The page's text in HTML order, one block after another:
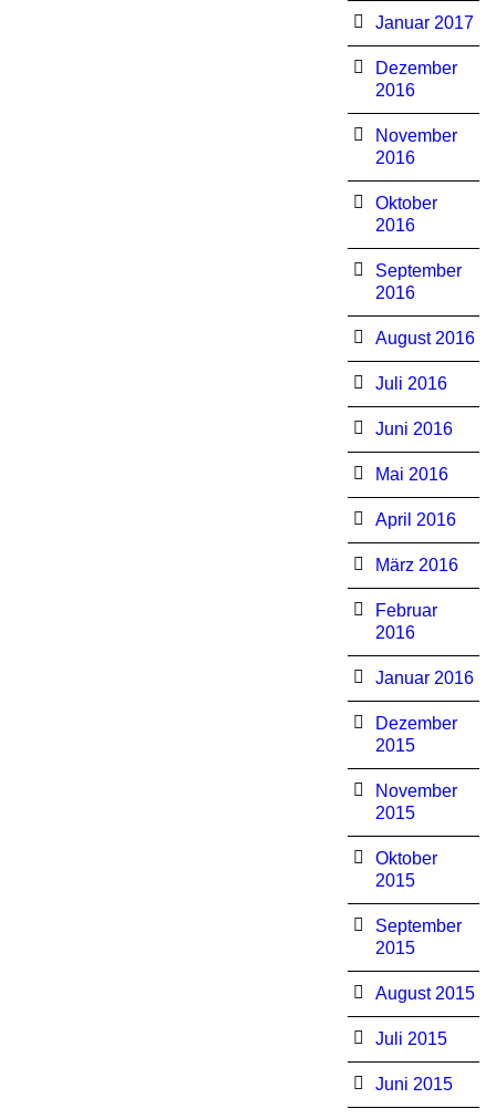
Januar 2017
Dezember
2016
November
2016
Oktober
2016
September
2016
August 2016
Juli 2016
Juni 2016
Mai 2016
April 2016
März 2016
Februar
2016
Januar 2016
Dezember
2015
November
2015
Oktober
2015
September
2015
August 2015
Juli 2015
Juni 2015